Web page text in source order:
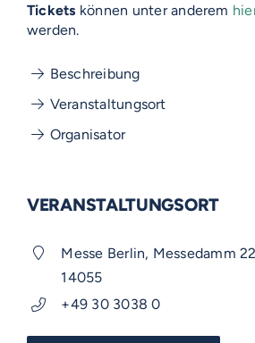
Tickets können unter anderem
werden.
Beschreibung
Veranstaltungsort
Organisator
VERANSTALTUNGSORT
Messe Berlin, Messedamm
14055
+49 30 3038 0